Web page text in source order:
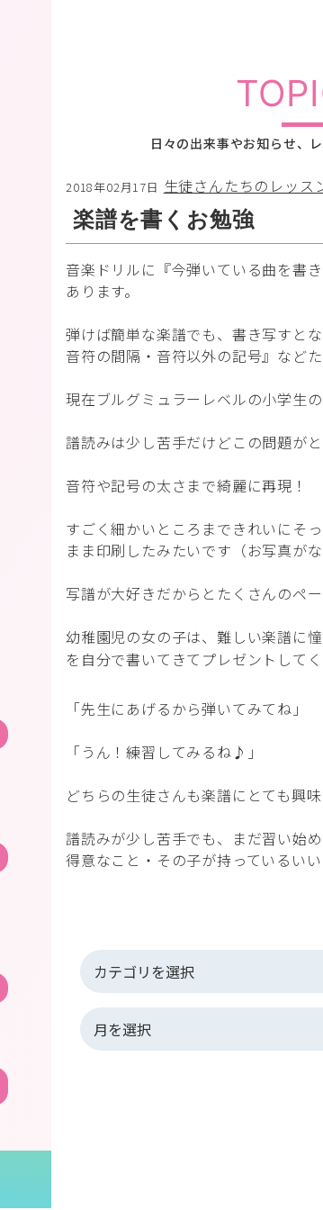
日々の出来事やお知らせ、
2018年02月17日 生徒さんたちのレッス
楽譜を書くお勉強
音楽ドリルに『今弾いている曲を書
あります。
弾けば簡単な楽譜でも、書き写すと
音符の間隔・音符以外の記号』など
現在ブルグミュラーレベルの小学生の
譜読みは少し苦手だけどこの問題がと
音符や記号の太さまで綺麗に再現！
すごく細かいところまできれいにそ
まま印刷したみたいです（お写真が
写譜が大好きだからとたくさんのペ
幼稚園児の女の子は、難しい楽譜に
を自分で書いてきてプレゼントしてく
「先生にあげるから弾いてみてね」
「うん！練習してみるね♪」
どちらの生徒さんも楽譜にとても興
譜読みが少し苦手でも、まだ習い始
得意なこと・その子が持っているい